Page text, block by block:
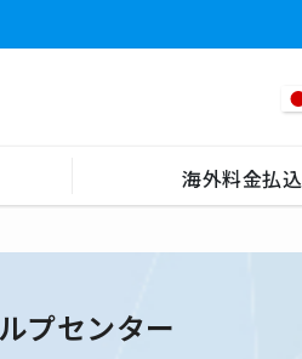
海外料金払込
プセンター